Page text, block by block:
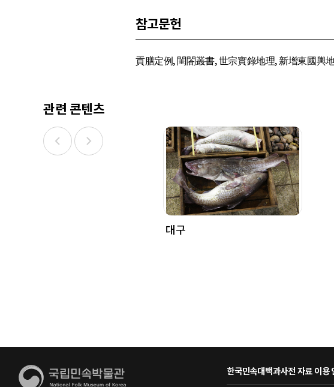
참고문헌
貢膳定例, 閨閤叢書, 世宗實錄地理, 新增東國輿
관련 콘텐츠
대구
한국민속대백과사전 자료 이용